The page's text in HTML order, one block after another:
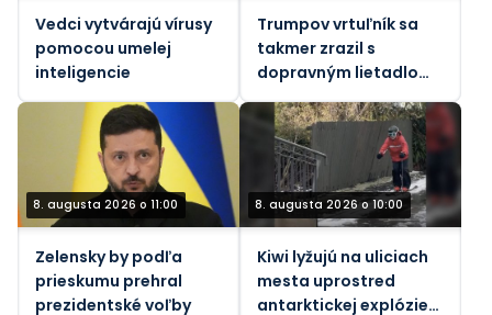
Vedci vytvárajú vírusy
pomocou umelej
inteligencie
Trumpov vrtuľník sa
takmer zrazil s
dopravným lietadlom,
informuje FAA.
8. augusta 2026 o 11:00
Zelensky by podľa
prieskumu prehral
prezidentské voľby
8. augusta 2026 o 10:00
Kiwi lyžujú na uliciach
mesta uprostred
antarktickej explózie